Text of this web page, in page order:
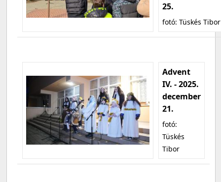
25.
fotó: Tüskés Tibor
Advent
IV. - 2025.
december
21.
fotó:
Tüskés
Tibor